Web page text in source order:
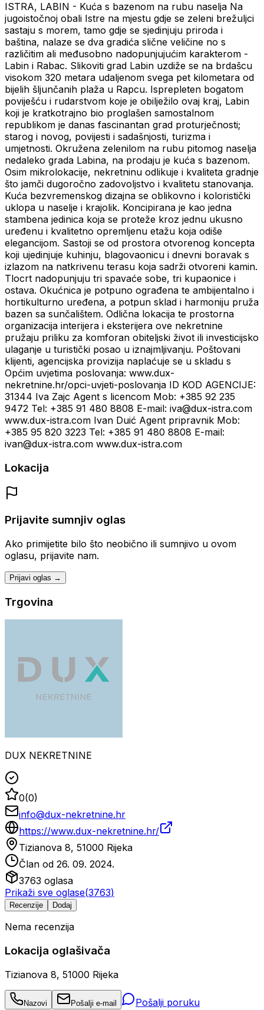
ISTRA, LABIN - Kuća s bazenom na rubu naselja Na
jugoistočnoj obali Istre na mjestu gdje se zeleni brežuljci
sastaju s morem, tamo gdje se sjedinjuju priroda i
baština, nalaze se dva gradića slične veličine no s
različitim ali međusobno nadopunjujućim karakterom -
Labin i Rabac. Slikoviti grad Labin uzdiže se na brdašcu
visokom 320 metara udaljenom svega pet kilometara od
bijelih šljunčanih plaža u Rapcu. Isprepleten bogatom
poviješću i rudarstvom koje je obilježilo ovaj kraj, Labin
koji je kratkotrajno bio proglašen samostalnom
republikom je danas fascinantan grad proturječnosti;
starog i novog, povijesti i sadašnjosti, turizma i
umjetnosti. Okružena zelenilom na rubu pitomog naselja
nedaleko grada Labina, na prodaju je kuća s bazenom.
Osim mikrolokacije, nekretninu odlikuje i kvaliteta gradnje
što jamči dugoročno zadovoljstvo i kvalitetu stanovanja.
Kuća bezvremenskog dizajna se oblikovno i koloristički
uklopa u naselje i krajolik. Koncipirana je kao jedna
stambena jedinica koja se proteže kroz jednu ukusno
uređenu i kvalitetno opremljenu etažu koja odiše
elegancijom. Sastoji se od prostora otvorenog koncepta
koji ujedinjuje kuhinju, blagovaonicu i dnevni boravak s
izlazom na natkrivenu terasu koja sadrži otvoreni kamin.
Tlocrt nadopunjuju tri spavaće sobe, tri kupaonice i
ostava. Okućnica je potpuno ograđena te ambijentalno i
hortikulturno uređena, a potpun sklad i harmoniju pruža
bazen sa sunčalištem. Odlična lokacija te prostorna
organizacija interijera i eksterijera ove nekretnine
pružaju priliku za komforan obiteljski život ili investicijsko
ulaganje u turistički posao u iznajmljivanju. Poštovani
klijenti, agencijska provizija naplaćuje se u skladu s
Općim uvjetima poslovanja: www.dux-
nekretnine.hr/opci-uvjeti-poslovanja ID KOD AGENCIJE:
31344 Iva Zajc Agent s licencom Mob: +385 92 235
9472 Tel: +385 91 480 8808 E-mail: iva@dux-istra.com
www.dux-istra.com Ivan Duić Agent pripravnik Mob:
+385 95 820 3223 Tel: +385 91 480 8808 E-mail:
ivan@dux-istra.com www.dux-istra.com
Lokacija
Prijavite sumnjiv oglas
Ako primijetite bilo što neobično ili sumnjivo u ovom
oglasu, prijavite nam.
Prijavi oglas →
Trgovina
DUX NEKRETNINE
0(0)
info@dux-nekretnine.hr
https://www.dux-nekretnine.hr/
Tizianova 8, 51000 Rijeka
Član od 26. 09. 2024.
3763 oglasa
Prikaži sve oglase(3763)
Recenzije Dodaj
Nema recenzija
Lokacija oglašivača
Tizianova 8, 51000 Rijeka
Nazovi Pošalji e-mail Pošalji poruku